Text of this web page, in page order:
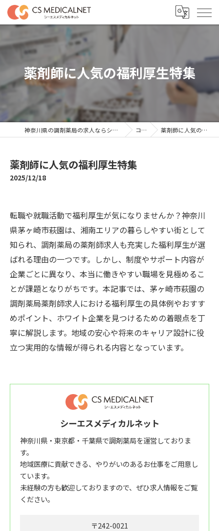
薬剤師に人気の福利厚生特集
神奈川県の調剤薬局の求人ならシーエスメディカルネット コラム 薬剤師に人気の福利厚生特集
薬剤師に人気の福利厚生特集
2025/12/18
転職や就職活動で福利厚生が気になりませんか？神奈川
県茅ヶ崎市萩園は、湘南エリアの暮らしやすい街として
知られ、調剤薬局の薬剤師求人も充実した福利厚生が選
ばれる理由の一つです。しかし、制度やサポート内容が
企業ごとに異なり、本当に働きやすい職場を見極めるこ
とが課題となりがちです。本記事では、茅ヶ崎市萩園の
調剤薬局薬剤師求人における福利厚生の具体例やおすす
めポイント、ホワイト企業を見つけるための着眼点を丁
寧に解説します。地域の安心や将来のキャリア設計に役
立つ実用的な情報が得られる内容となっています。
シーエスメディカルネット
神奈川県・東京都・千葉県で調剤薬局を運営しておりま
す。
地域医療に貢献できる、やりがいのあるお仕事をご用意し
ています。
未経験の方も歓迎しておりますので、ぜひ求人情報をご覧
ください。
〒242-0021